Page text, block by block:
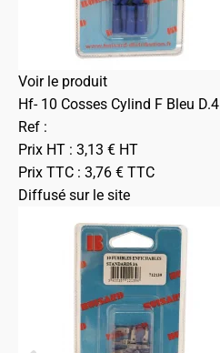
Voir le produit
Hf- 10 Cosses Cylind F Bleu D.4
Ref :
Prix HT : 3,13 € HT
Prix TTC : 3,76 € TTC
Diffusé sur le site